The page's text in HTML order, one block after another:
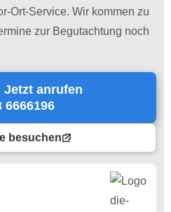
Ort-Service. Wir kommen zu
zur Begutachtung noch
Jetzt anrufen
6666196
besuchen